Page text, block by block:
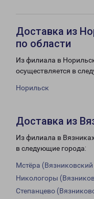
Доставка из
по области
Из филиала в
осуществляется в
Норильск
Доставка из
Из филиала в
в следующие города:
Мстёра
Никологоры
Степанцево